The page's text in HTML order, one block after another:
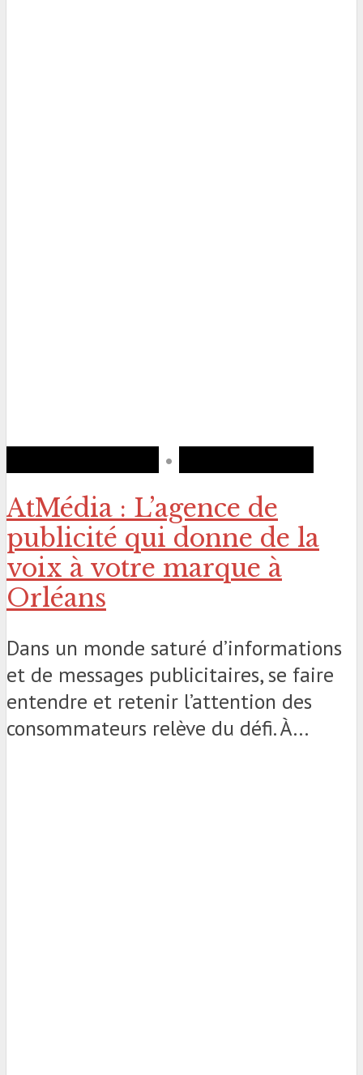
•
AtMédia : L’agence de
publicité qui donne de la
voix à votre marque à
Orléans
Dans un monde saturé d’informations
et de messages publicitaires, se faire
entendre et retenir l’attention des
consommateurs relève du défi. À...